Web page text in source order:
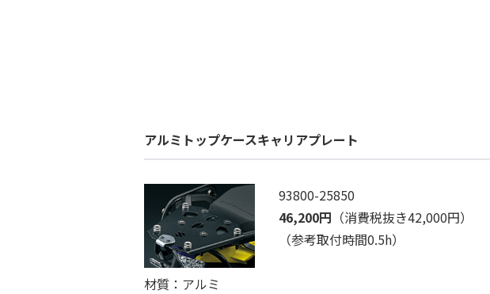
アルミトップケースキャリアプレート
93800-25850
46,200円 （消費税抜き42,000円）
（参考取付時間0.5h）
材質：アルミ